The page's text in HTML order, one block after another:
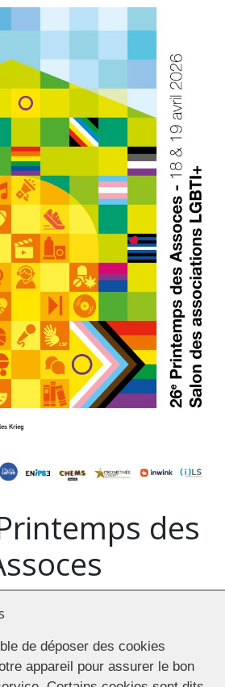
des
revient à Paris les 18 et 19 avril 2026, à la
la richesse du tissu associatif LGBTQI+,
de déposer des cookies
appareil pour assurer le bon